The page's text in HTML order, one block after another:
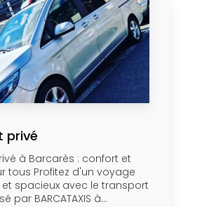
privé
à Barcarès : confort et
tous Profitez d'un voyage
spacieux avec le transport
par BARCATAXIS à...